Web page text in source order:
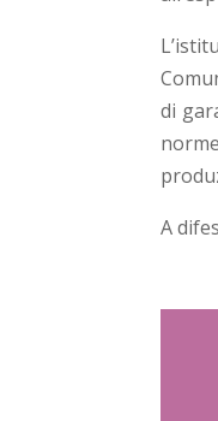
di
A